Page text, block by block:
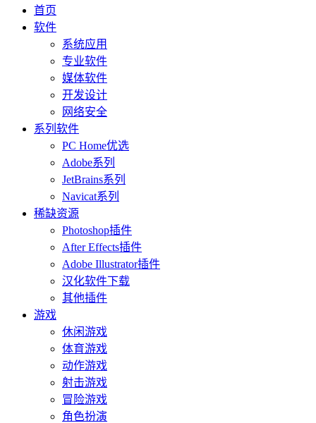
首页
软件
系统应用
专业软件
媒体软件
开发设计
网络安全
系列软件
PC Home优选
Adobe系列
JetBrains系列
Navicat系列
稀缺资源
Photoshop插件
After Effects插件
Adobe Illustrator插件
汉化软件下载
其他插件
游戏
休闲游戏
体育游戏
动作游戏
射击游戏
冒险游戏
角色扮演